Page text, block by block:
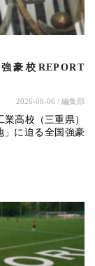
豪校REPORT
2026-08-06 / 編集部
高校（三重県）
」に迫る全国強豪